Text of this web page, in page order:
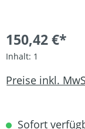
150,42 €*
Inhalt: 1
Preise inkl.
Sofort